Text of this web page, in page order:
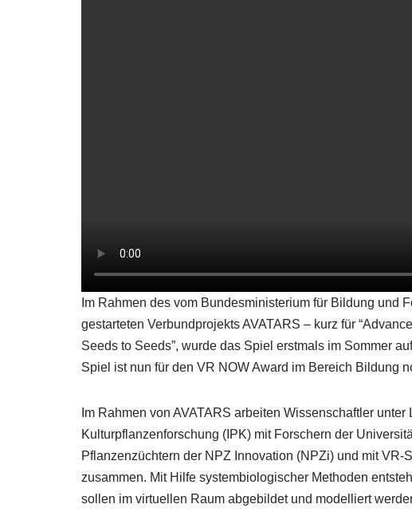
Im Rahmen des vom Bundesministerium für Bildung und
gestarteten Verbundprojekts AVATARS – kurz für
Seeds to Seeds”, wurde das Spiel erstmals im Sommer
Spiel ist nun für den VR NOW Award im Bereich Bildung
Im Rahmen von AVATARS arbeiten Wissenschaftler
Kulturpflanzenforschung (IPK) mit Forschern der
Pflanzenzüchtern der NPZ Innovation (NPZi) und mit
zusammen. Mit Hilfe systembiologischer Methoden
sollen im virtuellen Raum abgebildet und modelliert